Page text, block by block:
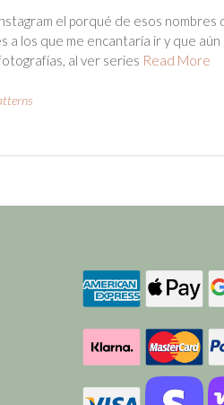
el porqué de esos nombres
a los que me encantaría ir y que
al ver series Read More